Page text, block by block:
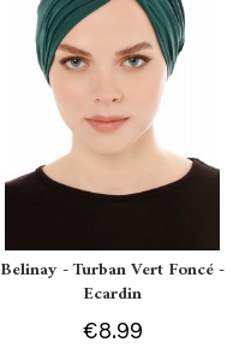
Belinay - Turban Vert Foncé -
Ecardin
€8.99